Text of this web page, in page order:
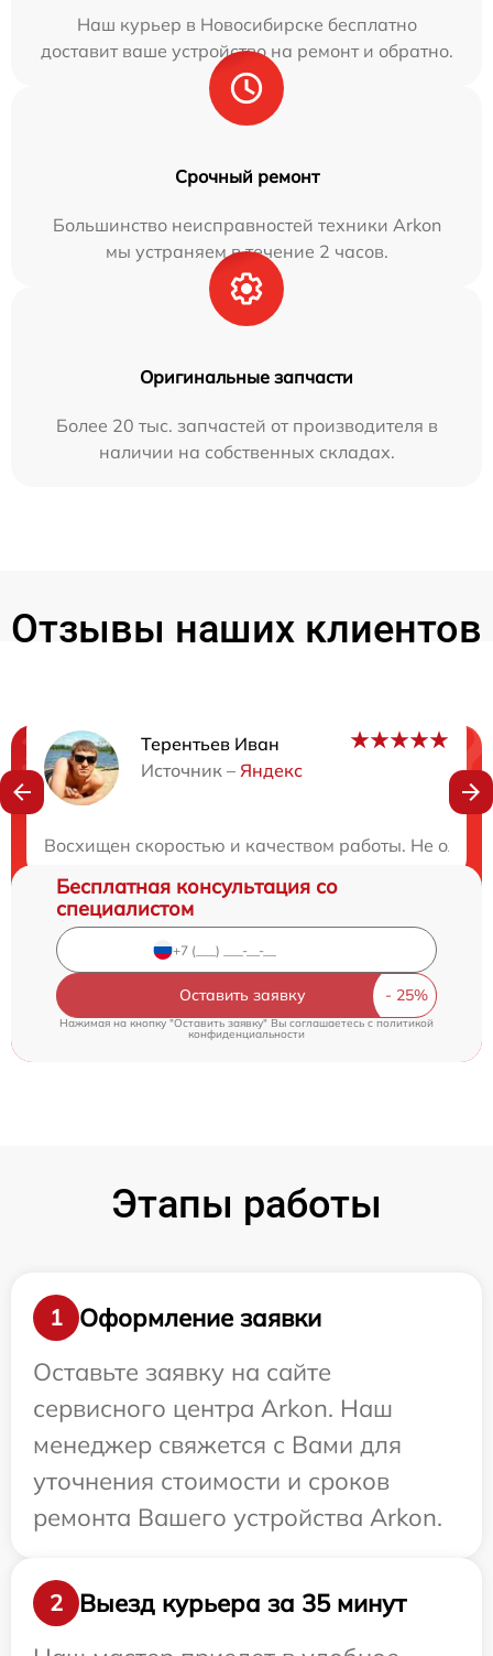
Наш курьер в Новосибирске бесплатно
доставит ваше устройство на ремонт и обратно.
Срочный ремонт
Большинство неисправностей техники Arkon
мы устраняем в течение 2 часов.
Оригинальные запчасти
Более 20 тыс. запчастей от производителя в
наличии на собственных складах.
Отзывы наших клиентов
Терентьев Иван
Источник – Яндекс
Восхищен скоростью и качеством работы. Не
Нужна консультация?
Бесплатная консультация со
специалистом
Оставить заявку
Нажимая на кнопку "Оставить заявку" Вы соглашаетесь c политикой
конфиденциальности
Этапы работы
1
Оформление заявки
Оставьте заявку на сайте
сервисного центра Arkon. Наш
менеджер свяжется с Вами для
уточнения стоимости и сроков
ремонта Вашего устройства Arkon.
2
Выезд курьера за 35 минут